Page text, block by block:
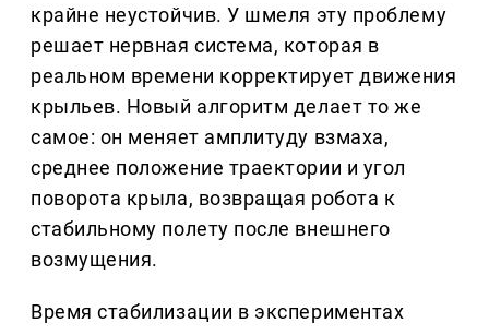
крайне неустойчив. У шмеля эту проблему
решает нервная система, которая в
реальном времени корректирует движения
крыльев. Новый алгоритм делает то же
самое: он меняет амплитуду взмаха,
среднее положение траектории и угол
поворота крыла, возвращая робота к
стабильному полету после внешнего
возмущения.
Время стабилизации в экспериментах